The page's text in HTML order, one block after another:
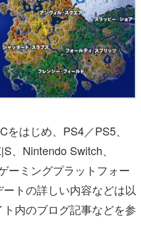
はじめ、PS4／PS5、
、Nintendo Switch、
ーミングプラットフォー
トの詳しい内容などは以
内のブログ記事などを参